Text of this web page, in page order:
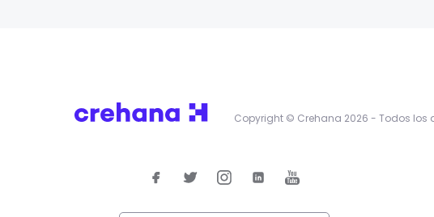
Copyright © Crehana 2026 - Todos los